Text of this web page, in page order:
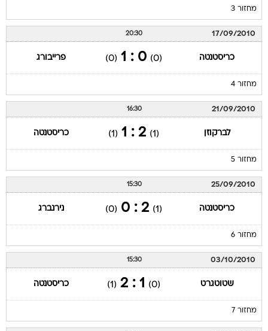
מחזור 3
17/09/2010
20:30
כריסטנטה (0)
0 : 1
(0) פרייבורג
מחזור 4
21/09/2010
16:30
לברקוזן (1)
2 : 1
(1) כריסטנטה
מחזור 5
25/09/2010
15:30
כריסטנטה (1)
2 : 0
(0) נירנברג
מחזור 6
03/10/2010
15:30
שטוטגרט (0)
1 : 2
(1) כריסטנטה
מחזור 7